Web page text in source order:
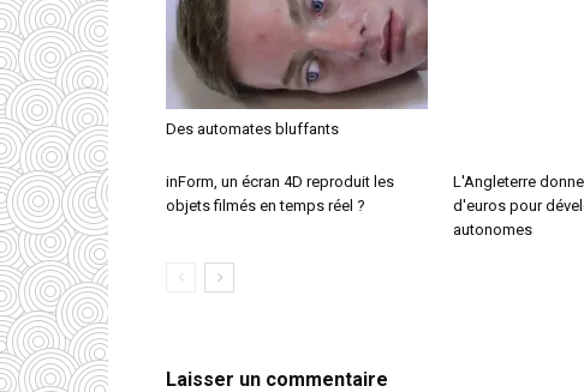
Des automates bluffants
inForm, un écran 4D reproduit les
objets filmés en temps réel ?
L'Angleterre
d'euros pour
autonomes
Laisser un commentaire